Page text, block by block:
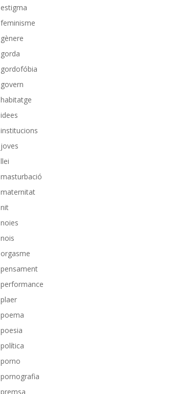
estigma
feminisme
gènere
gorda
gordofóbia
govern
habitatge
idees
institucions
joves
llei
masturbació
maternitat
nit
noies
nois
orgasme
pensament
performance
plaer
poema
poesia
política
porno
pornografia
premsa